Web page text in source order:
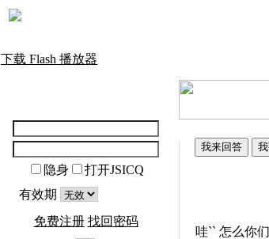
下载 Flash 播放器
隐身
打开JSICQ
有效期
免费注册 找回密码
哇`` 怎么你